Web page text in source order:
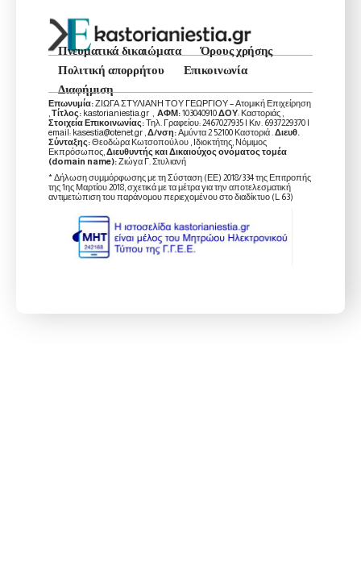
Πνευματικά δικαιώματα
Όρους χρήσης
Πολιτική απορρήτου
Επικοινωνία
Διαφήμιση
Επωνυμία:ΖΙΩΓΑ ΣΤΥΛΙΑΝΗ ΤΟΥ ΓΕΩΡΓΙΟΥ – Ατομική Επιχείρηση
Τίτλος: kastorianiestia.gr , ΑΦΜ:103040910ΔΟΥ: Καστοριάς ,
Στοιχεία Επικοινωνίας:Τηλ. Γραφείου: 2467027935 | Κιν. 6937229370 |
email: kasestia@otenet.gr , Δ/νση:Αμύντα 2 52100 Καστοριά . Διευθ.
Σύνταξης:Θεοδώρα Κωτσοπούλου , Ιδιοκτήτης, Νόμιμος
Εκπρόσωπος, Διευθυντής και Δικαιούχος ονόματος τομέα
(domain name):Ζιώγα Γ. Στυλιανή
* Δήλωση συμμόρφωσης με τη Σύσταση (ΕΕ) 2018/334 της Επιτροπής
της 1ης Μαρτίου 2018, σχετικά με τα μέτρα για την αποτελεσματική
αντιμετώπιση του παράνομου περιεχομένου στο διαδίκτυο (L 63)